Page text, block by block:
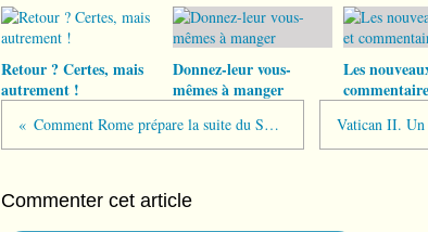
Retour ? Certes, mais
autrement !
Donnez-leur vous-
mêmes à manger
Les
Comment Rome prépare la suite du Synode sur l’avenir de l’Église
Commenter cet article